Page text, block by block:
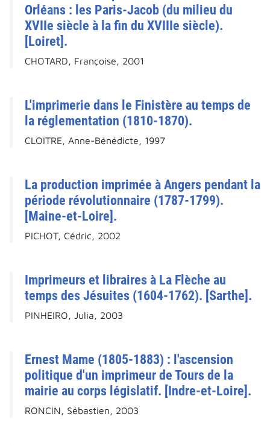
Orléans : les Paris-Jacob (du milieu du
XVIIe siècle à la fin du XVIIIe siècle).
[Loiret].
CHOTARD, Françoise, 2001
L'imprimerie dans le Finistère au temps de
la réglementation (1810-1870).
CLOITRE, Anne-Bénédicte, 1997
La production imprimée à Angers pendant la
période révolutionnaire (1787-1799).
[Maine-et-Loire].
PICHOT, Cédric, 2002
Imprimeurs et libraires à La Flèche au
temps des Jésuites (1604-1762). [Sarthe].
PINHEIRO, Julia, 2003
Ernest Mame (1805-1883) : l'ascension
politique d'un imprimeur de Tours de la
mairie au corps législatif. [Indre-et-Loire].
RONCIN, Sébastien, 2003